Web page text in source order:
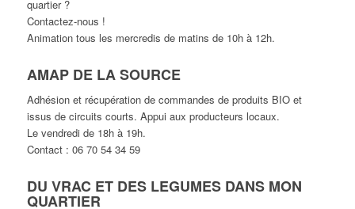
quartier ?
Contactez-nous !
Animation tous les mercredis de matins de 10h à 12h.
AMAP DE LA SOURCE
Adhésion et récupération de commandes de produits BIO et
issus de circuits courts. Appui aux producteurs locaux.
Le vendredi de 18h à 19h.
Contact : 06 70 54 34 59
DU VRAC ET DES LEGUMES DANS MON
QUARTIER